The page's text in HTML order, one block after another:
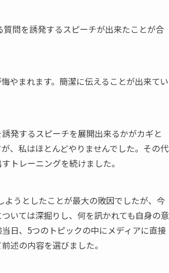
問を誘発するスピーチが出来たことが合
やまれます。簡潔に伝えることが出来てい
発するスピーチを展開出来るかがカギと
、私はほとんどやりませんでした。その代
トレーニングを続けました。
ようとしたことが最大の敗因でしたが、今
いては深掘りし、何を訊かれても自身の意
日、5つのトピックの中にメディアに直接
述の内容を選びました。